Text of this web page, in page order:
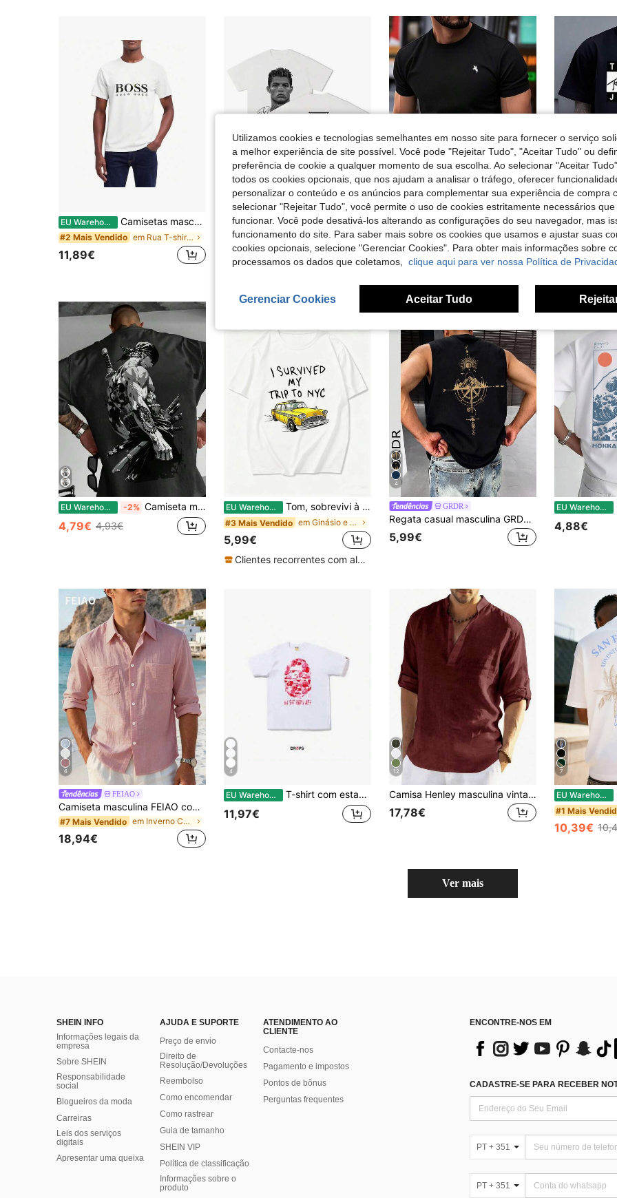
EU Warehouse Camisetas masculinas
#2 Mais Vendido em Rua T-shirts masculinas
11,89€
EU Warehouse Tops de verão vintage supermodernos de estrelas do futebol
4,86€
EU Warehouse Camiseta de manga curta com estampa simples, versátil e casual para o dia a dia, ideal para primavera/verão.
#1 Mais Vendido em Decote redondo T-shirts masculinas
4,88€
4
EU Warehouse
#6 Mais
4,86€
EU Warehouse -2% Camiseta masculina casual de manga curta para o verão, estampa de espada samurai, respirável, modelagem regular, gola redonda.
4,79€ 4,93€
EU Warehouse Tom, sobrevivi à minha viagem a Nova York. Camiseta divertida e original com um táxi-aranha amarelo, estilo vintage dos anos 80, unissex para homens e mulheres.
#3 Mais Vendido em Ginásio e Fitness T-shirts masculinas
5,99€
Clientes recorrentes com alta taxa de retorno
4
GRDR
Regata casual masculina GRDR com estampa de bússola e pico de montanha para o verão
5,99€
EU Warehouse
4,88€
6
FEIAO
Camiseta masculina FEIAO com estampa retrô de moedas, tecido de malha respirável semelhante ao linho, fechamento frontal com botões, cor sólida, toque macio e confortável, modelagem casual versátil, ligeiramente oversized, ideal para primavera/verão.
#7 Mais Vendido em Inverno Camisas masculinas
18,94€
4
EU Warehouse T-shirt com estampado de cabeça de macaco, estilo streetwear clássico, manga curta, algodão.
11,97€
12
Camisa Henley masculina vintage com estampa de moedas, cor sólida, manga dobrável e gola mandarim - Leve, respirável e versátil, estilo casual para todas as estações.
17,78€
7
EU Warehouse
#1 Mais
10,39€
Ver mais
SHEIN INFO
Informações legais da
empresa
Sobre SHEIN
Responsabilidade
social
Blogueiros da moda
Carreiras
Leis dos serviços
digitais
Apresentar uma queixa
AJUDA E SUPORTE
Preço de envio
Direito de
Resolução/Devoluções
Reembolso
Como encomendar
Como rastrear
Guia de tamanho
SHEIN VIP
Política de classificação
​Informações sobre o
produto
ATENDIMENTO AO
CLIENTE
Contacte-nos
Pagamento e impostos
Pontos de bônus
Perguntas frequentes
ENCONTRE-NOS EM
CADASTRE-SE PARA RECEBER
PT + 351
PT + 351
Utilizamos cookies e tecnologias semelhantes em nosso site para fornecer o serviço
a melhor experiência de site possível. Você pode "Rejeitar Tudo", "Aceitar Tudo" ou
preferência de cookie a qualquer momento de sua escolha. Ao selecionar "Aceitar
todos os cookies opcionais, que nos ajudam a analisar o tráfego, oferecer
personalizar o conteúdo e os anúncios para complementar sua experiência de compra
selecionar "Rejeitar Tudo", você permite o uso de cookies estritamente necessários
funcionar. Você pode desativá-los alterando as configurações do seu navegador, mas
funcionamento do site. Para saber mais sobre os cookies que usamos e ajustar suas
cookies opcionais, selecione "Gerenciar Cookies". Para obter mais informações sobre
processamos os dados que coletamos, clique aqui para ver nossa Política de
Gerenciar Cookies Aceitar Tudo